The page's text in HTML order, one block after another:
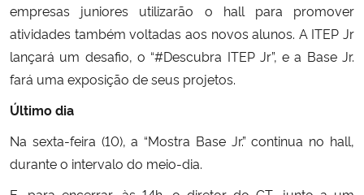
empresas juniores utilizarão o hall para promover
atividades também voltadas aos novos alunos. A ITEP Jr
lançará um desafio, o “#Descubra ITEP Jr”, e a Base Jr.
fará uma exposição de seus projetos.
Último dia
Na sexta-feira (10), a “Mostra Base Jr.” continua no hall,
durante o intervalo do meio-dia.